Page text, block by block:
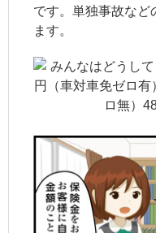
です。単独事故など
ます。